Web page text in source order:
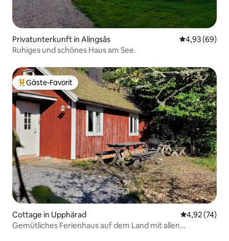
Privatunterkunft in Alingsås
4,93 (69)
Ruhiges und schönes Haus am See.
Beliebter Gäste-Favorit.
Gäste-Favorit
Cottage in Upphärad
4,92 (74)
Gemütliches Ferienhaus auf dem Land mit allen